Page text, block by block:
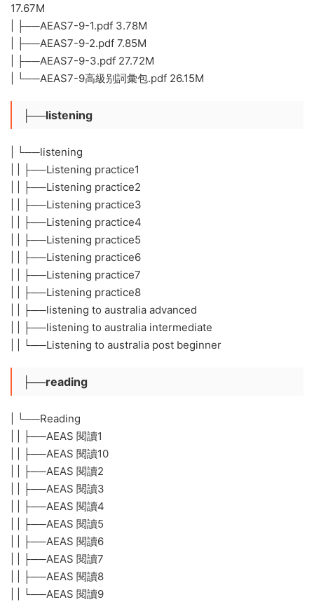
17.67M
| ├──AEAS7-9-1.pdf 3.78M
| ├──AEAS7-9-2.pdf 7.85M
| ├──AEAS7-9-3.pdf 27.72M
| └──AEAS7-9高級别詞彙包.pdf 26.15M
├──listening
| └──listening
| | ├──Listening practice1
| | ├──Listening practice2
| | ├──Listening practice3
| | ├──Listening practice4
| | ├──Listening practice5
| | ├──Listening practice6
| | ├──Listening practice7
| | ├──Listening practice8
| | ├──listening to australia advanced
| | ├──listening to australia intermediate
| | └──Listening to australia post beginner
├──reading
| └──Reading
| | ├──AEAS 閱讀1
| | ├──AEAS 閱讀10
| | ├──AEAS 閱讀2
| | ├──AEAS 閱讀3
| | ├──AEAS 閱讀4
| | ├──AEAS 閱讀5
| | ├──AEAS 閱讀6
| | ├──AEAS 閱讀7
| | ├──AEAS 閱讀8
| | └──AEAS 閱讀9